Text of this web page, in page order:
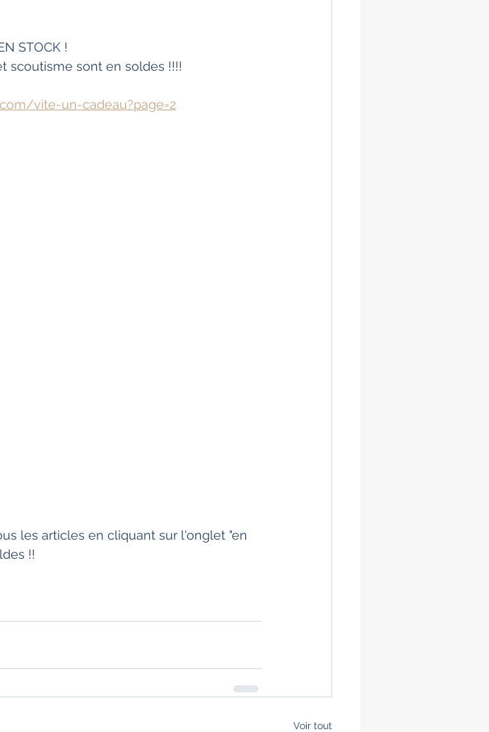
STOCK !
scoutisme sont en soldes !!!!
vite-un-cadeau?page=2
les articles en cliquant sur l'onglet "en
!!
Voir tout